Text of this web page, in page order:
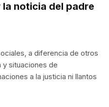
noticia del padre
a diferencia de otros
situaciones de
a la justicia ni llantos